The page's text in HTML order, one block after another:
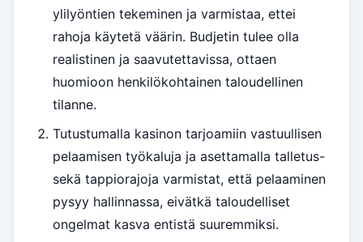
ylilyöntien tekeminen ja varmistaa, ettei
rahoja käytetä väärin. Budjetin tulee olla
realistinen ja saavutettavissa, ottaen
huomioon henkilökohtainen taloudellinen
tilanne.
Tutustumalla kasinon tarjoamiin vastuullisen
pelaamisen työkaluja ja asettamalla talletus-
sekä tappiorajoja varmistat, että pelaaminen
pysyy hallinnassa, eivätkä taloudelliset
ongelmat kasva entistä suuremmiksi.